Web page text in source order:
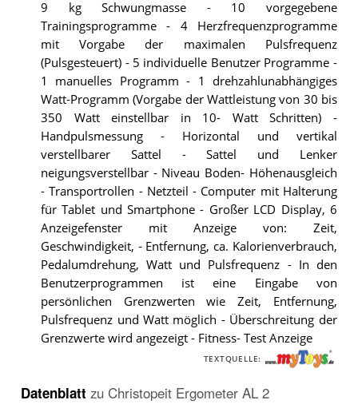
9 kg Schwungmasse - 10 vorgegebene
Trainingsprogramme - 4 Herzfrequenzprogramme
mit Vorgabe der maximalen Pulsfrequenz
(Pulsgesteuert) - 5 individuelle Benutzer Programme -
1 manuelles Programm - 1 drehzahlunabhängiges
Watt-Programm (Vorgabe der Wattleistung von 30 bis
350 Watt einstellbar in 10- Watt Schritten) -
Handpulsmessung - Horizontal und vertikal
verstellbarer Sattel - Sattel und Lenker
neigungsverstellbar - Niveau Boden- Höhenausgleich
- Transportrollen - Netzteil - Computer mit Halterung
für Tablet und Smartphone - Großer LCD Display, 6
Anzeigefenster mit Anzeige von: Zeit,
Geschwindigkeit, - Entfernung, ca. Kalorienverbrauch,
Pedalumdrehung, Watt und Pulsfrequenz - In den
Benutzerprogrammen ist eine Eingabe von
persönlichen Grenzwerten wie Zeit, Entfernung,
Pulsfrequenz und Watt möglich - Überschreitung der
Grenzwerte wird angezeigt - Fitness- Test Anzeige
TEXTQUELLE:
m
Datenblatt zu Christopeit Ergometer AL 2